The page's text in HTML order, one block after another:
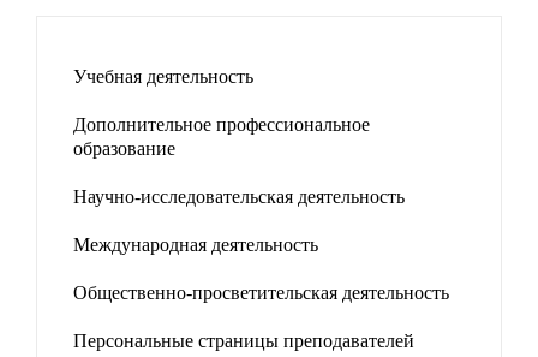
Учебная деятельность
Дополнительное профессиональное
образование
Научно-исследовательская деятельность
Международная деятельность
Общественно-просветительская деятельность
Персональные страницы преподавателей